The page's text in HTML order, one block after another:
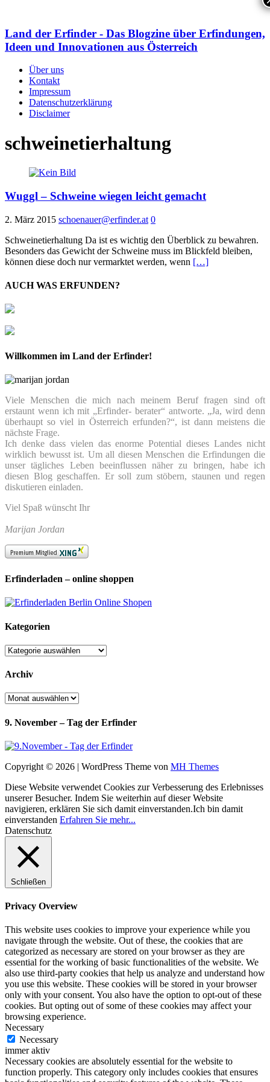
Land der Erfinder - Das Blogzine über Erfindungen,
Ideen und Innovationen aus Österreich
Über uns
Kontakt
Impressum
Datenschutzerklärung
Disclaimer
schweinetierhaltung
Wuggl – Schweine wiegen leicht gemacht
2. März 2015 schoenauer@erfinder.at 0
Schweinetierhaltung Da ist es wichtig den Überblick zu bewahren.
Besonders das Gewicht der Schweine muss im Blickfeld bleiben,
können diese doch nur vermarktet werden, wenn […]
AUCH WAS ERFUNDEN?
Willkommen im Land der Erfinder!
Viele Menschen die mich nach meinem Beruf fragen sind oft
erstaunt wenn ich mit „Erfinder- berater“ antworte. „Ja, wird denn
überhaupt so viel in Österreich erfunden?“, ist dann meistens die
nächste Frage.
Ich denke dass vielen das enorme Potential dieses Landes nicht
wirklich bewusst ist. Um all diesen Menschen die Erfindungen die
unser tägliches Leben beeinflussen näher zu bringen, habe ich
diesen Blog geschaffen. Er soll zum stöbern, staunen und regen
diskutieren einladen.
Viel Spaß wünscht Ihr
Marijan Jordan
Erfinderladen – online shoppen
Kategorien
Kategorien
Archiv
Archiv
9. November – Tag der Erfinder
Copyright © 2026 | WordPress Theme von MH Themes
Diese Website verwendet Cookies zur Verbesserung des Erlebnisses
unserer Besucher. Indem Sie weiterhin auf dieser Website
navigieren, erklären Sie sich damit einverstanden.Ich bin damit
einverstanden Erfahren Sie mehr...
Datenschutz
Schließen
Privacy Overview
This website uses cookies to improve your experience while you
navigate through the website. Out of these, the cookies that are
categorized as necessary are stored on your browser as they are
essential for the working of basic functionalities of the website. We
also use third-party cookies that help us analyze and understand how
you use this website. These cookies will be stored in your browser
only with your consent. You also have the option to opt-out of these
cookies. But opting out of some of these cookies may affect your
browsing experience.
Necessary
Necessary
immer aktiv
Necessary cookies are absolutely essential for the website to
function properly. This category only includes cookies that ensures